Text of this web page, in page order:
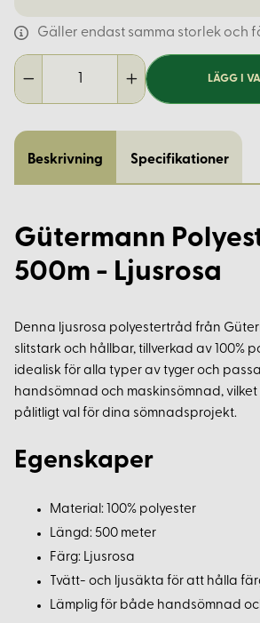
Gäller endast samma storlek och
LÄGG I
Beskrivning Specifikationer
Gütermann
500m - Ljusrosa
Denna ljusrosa polyestertråd från
slitstark och hållbar, tillverkad av 100%
idealisk för alla typer av tyger och
handsömnad och maskinsömnad,
pålitligt val för dina sömnadsprojekt.
Egenskaper
Material: 100% polyester
Längd: 500 meter
Färg: Ljusrosa
Tvätt- och ljusäkta för att hålla
Lämplig för både handsömnad